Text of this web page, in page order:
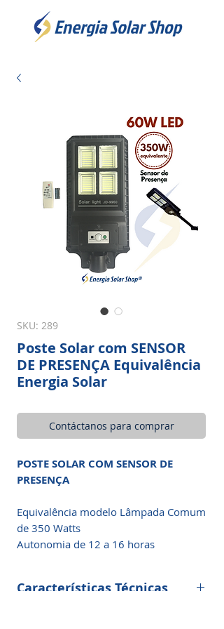
SKU: 289
Poste Solar com SENSOR
DE PRESENÇA Equivalência
Energia Solar
Contáctanos para comprar
POSTE SOLAR COM SENSOR DE
PRESENÇA
Equivalência modelo Lâmpada Comum
de 350 Watts
Autonomia de 12 a 16 horas
Características Técnicas